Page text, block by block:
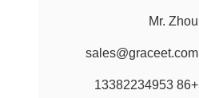
Mr. Zhou
sales@graceet.com
+86 13382234953